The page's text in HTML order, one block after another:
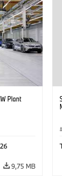
Plant
9,75 MB